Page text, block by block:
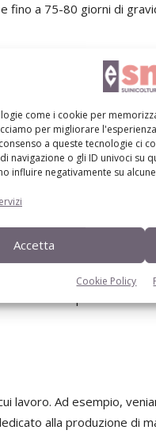
come i cookie per
per migliorare
a queste tecnologie ci
navigazione o gli ID univoci su
influire negativamente su
Accetta
Cookie Policy
fino a 75-80 giorni di
lo conferma?
quanto è stato il focus
posso considerare il
ancora quando
input ben preciso
per suinetti. Questa
a domandarci: “
ottimizzando. Il tutto ci ha
ultimi anni, mi
hanno forzato gli
anche imposto alle
lavoro. Ad esempio,
alla produzione di